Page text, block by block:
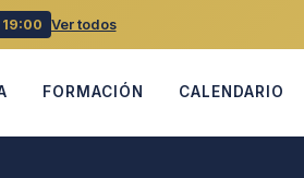
19:00 Ver todos
FORMACIÓN CALENDARIO